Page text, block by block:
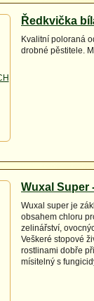
Ředkvička
Kvalitní poloraná
drobné pěstitele.
Wuxal Super
Wuxal super je
obsahem chloru
zelinářství,
Veškeré stopové
rostlinami dobře
mísitelný s